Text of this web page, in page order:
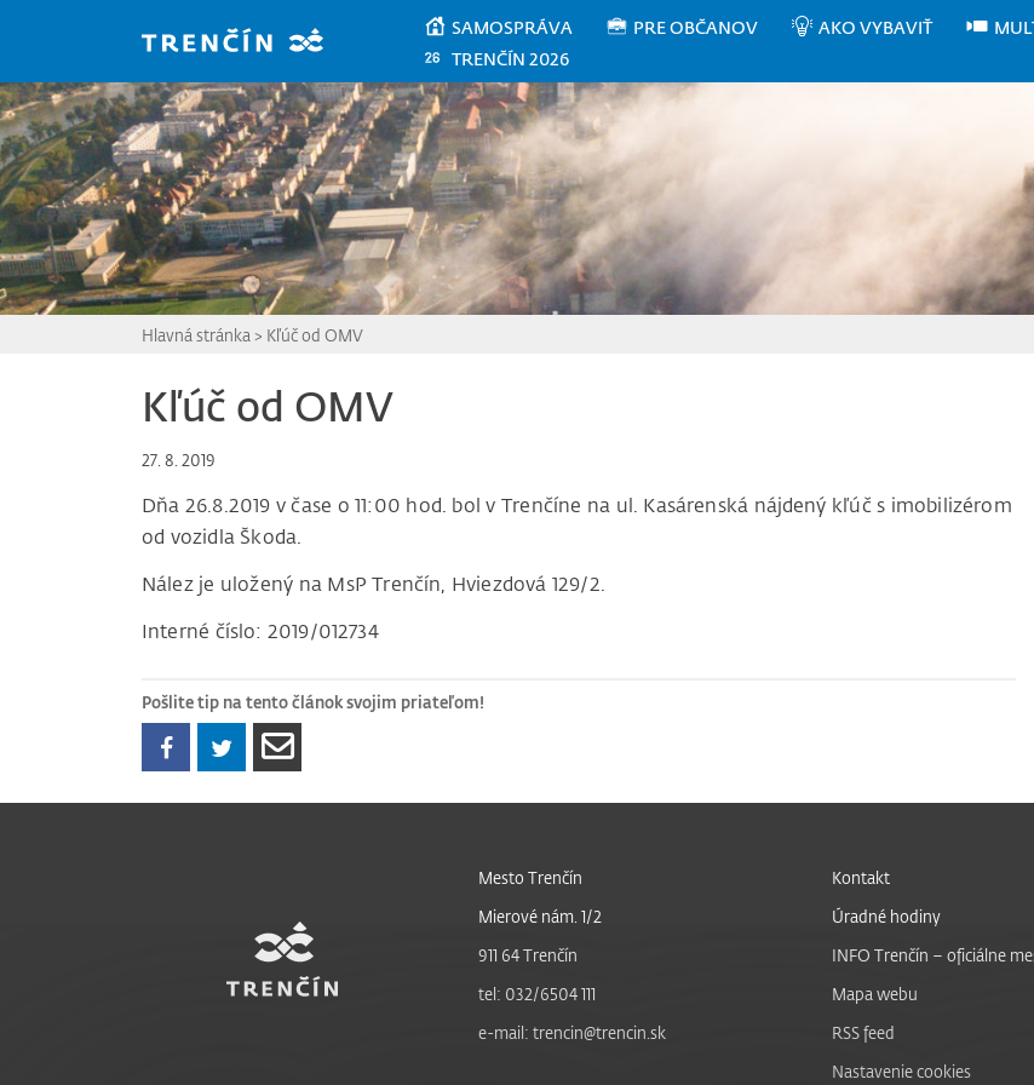
SAMOSPRÁVA PRE OBČANOV AKO VYBAVIŤ
TRENČÍN 2026
Hlavná stránka > Kľúč od OMV
Kľúč od OMV
27. 8. 2019
Dňa 26.8.2019 v čase o 11:00 hod. bol v Trenčíne na ul. Kasárenská nájdený kľúč s imobilizérom
od vozidla Škoda.
Nález je uložený na MsP Trenčín, Hviezdová 129/2.
Interné číslo: 2019/012734
Pošlite tip na tento článok svojim priateľom!
Mesto Trenčín
Mierové nám. 1/2
911 64 Trenčín
tel: 032/6504 111
e-mail: trencin@trencin.sk
Kontakt
Úradné hodiny
INFO Trenčín – oficiálne
Mapa webu
RSS feed
Nastavenie cookies